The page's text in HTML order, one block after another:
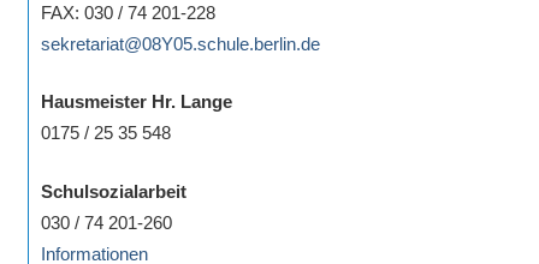
FAX: 030 / 74 201-228
sekretariat@08Y05.schule.berlin.de
Hausmeister Hr. Lange
0175 / 25 35 548
Schulsozialarbeit
030 / 74 201-260
Informationen